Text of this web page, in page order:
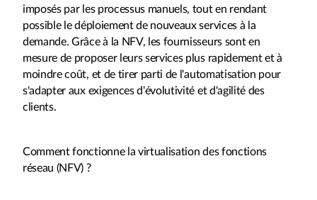
imposés par les processus manuels, tout en rendant
possible le déploiement de nouveaux services à la
demande. Grâce à la NFV, les fournisseurs sont en
mesure de proposer leurs services plus rapidement et à
moindre coût, et de tirer parti de l'automatisation pour
s'adapter aux exigences d'évolutivité et d'agilité des
clients.
Comment fonctionne la virtualisation des fonctions
réseau (NFV) ?